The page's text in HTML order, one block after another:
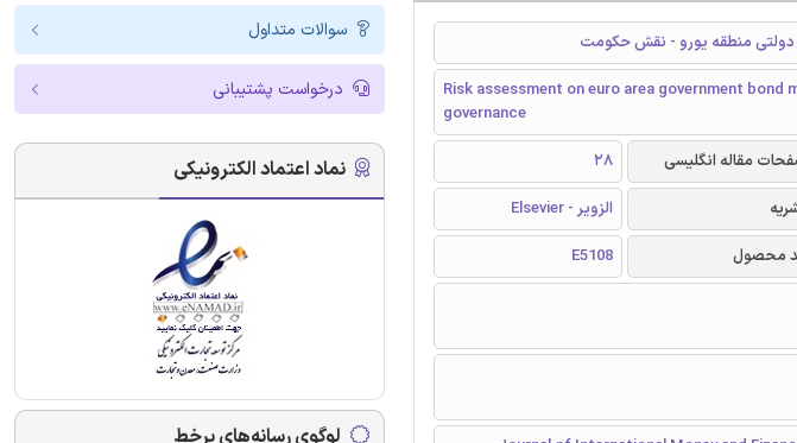
دولتی منطقه یورو - نقش حکومت
Risk assessment on euro area government bond
governance
مقاله انگلیسی
28
الزویر - Elsevier
محصول
E5108
سوالات متداول
درخواست پشتیبانی
نماد اعتماد الکترونیکی
لوگوی رسانه‌های برخط